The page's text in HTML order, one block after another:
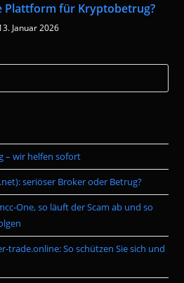
Plattform für Kryptobetrug?
Januar 2026
the
– wir helfen sofort
seriöser Broker oder Betrug?
One, so läuft der Scam ab und so
trade.online: So schützen Sie sich und